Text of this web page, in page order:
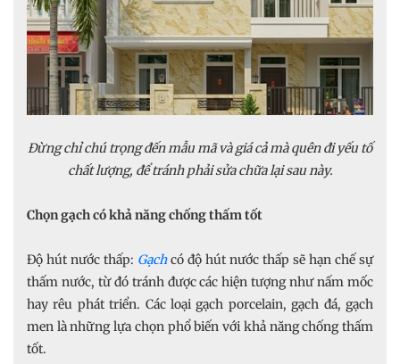
Đừng chỉ chú trọng đến mẫu mã và giá cả mà quên đi yếu tố
chất lượng, để tránh phải sửa chữa lại sau này.
Chọn gạch có khả năng chống thấm tốt
Độ hút nước thấp: Gạchcó độ hút nước thấp sẽ hạn chế sự
thấm nước, từ đó tránh được các hiện tượng như nấm mốc
hay rêu phát triển. Các loại gạch porcelain, gạch đá, gạch
men là những lựa chọn phổ biến với khả năng chống thấm
tốt.